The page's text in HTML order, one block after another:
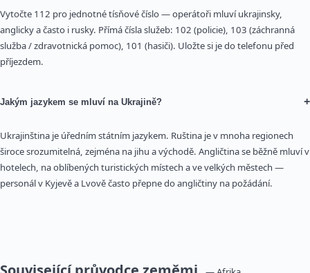
Vytočte 112 pro jednotné tísňové číslo — operátoři mluví ukrajinsky,
anglicky a často i rusky. Přímá čísla služeb: 102 (policie), 103 (záchranná
služba / zdravotnická pomoc), 101 (hasiči). Uložte si je do telefonu před
příjezdem.
Jakým jazykem se mluví na Ukrajině? +
Ukrajinština je úředním státním jazykem. Ruština je v mnoha regionech
široce srozumitelná, zejména na jihu a východě. Angličtina se běžně mluví v
hotelech, na oblíbených turistických místech a ve velkých městech —
personál v Kyjevě a Lvově často přepne do angličtiny na požádání.